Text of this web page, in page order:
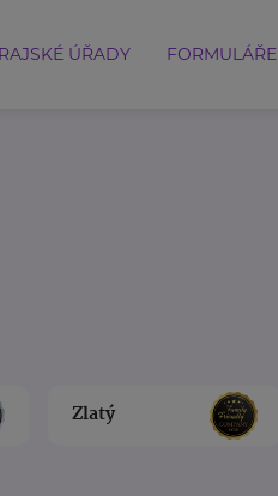
ÚŘADY FORMULÁŘE
Zlatý